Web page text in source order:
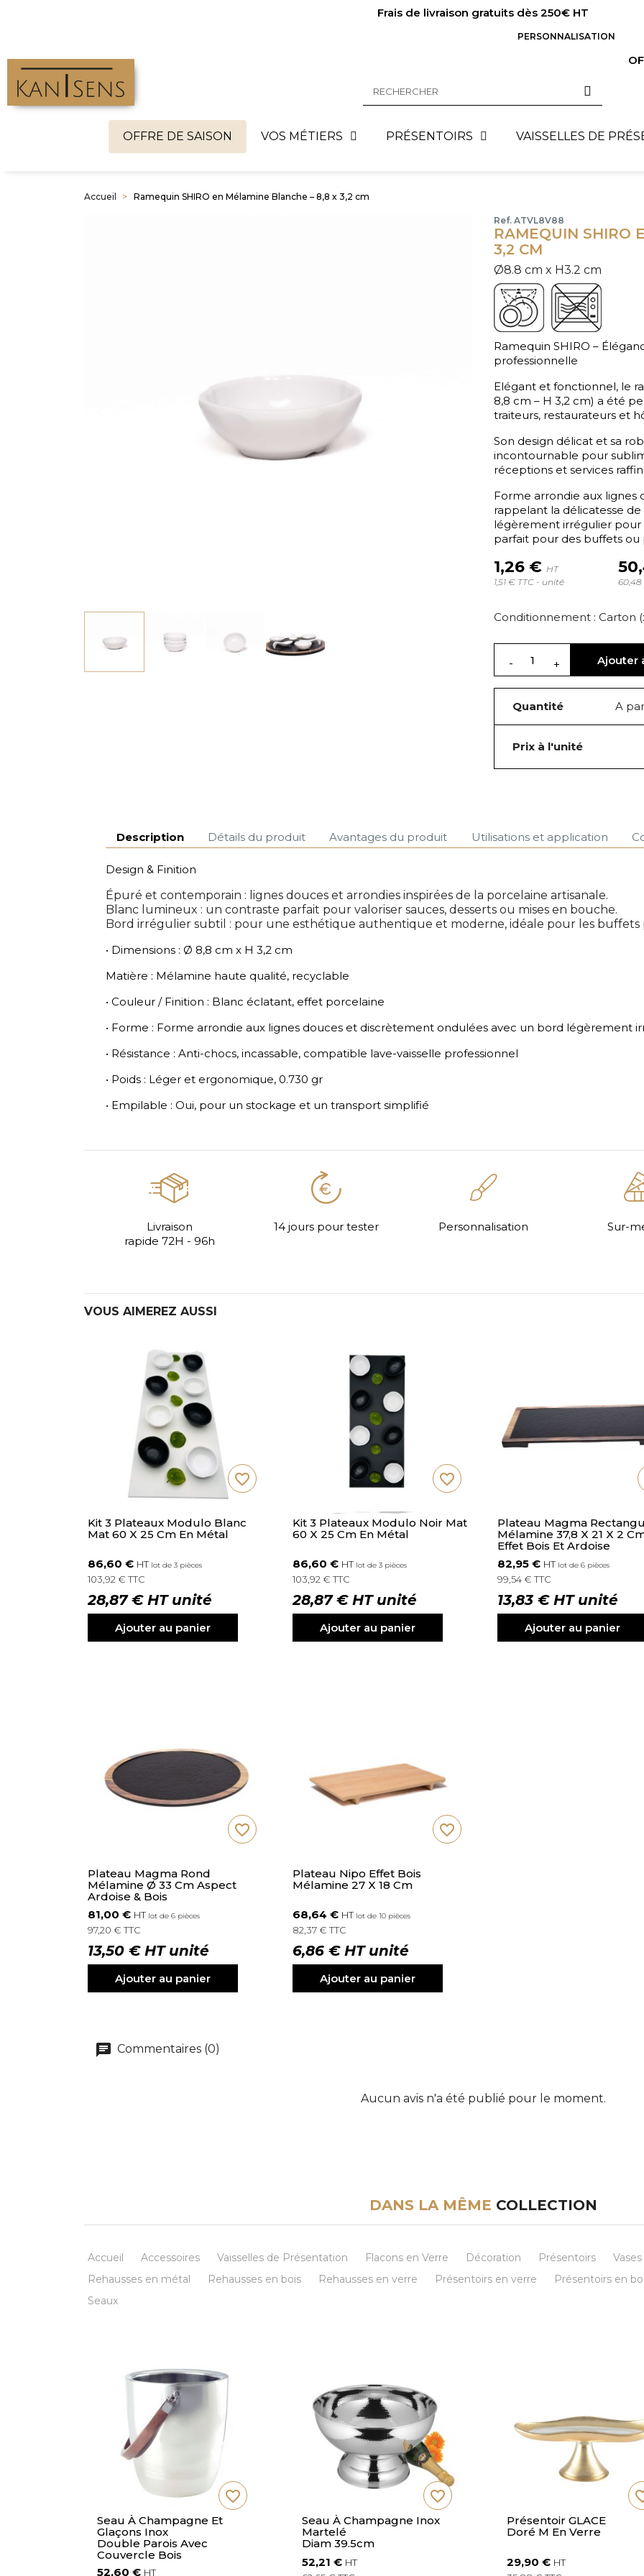
Frais de livraison gratuits dès 250€ HT
PERSONNALISATION
OFFRE DE SAISON VOS MÉTIERS PRÉSENTOIRS VAISSELLES DE
Accueil Ramequin SHIRO en Mélamine Blanche – 8,8 x 3,2 cm
Ref. ATVL8V88
RAMEQUIN SHIRO
3,2 CM
Ø8.8 cm x H3.2 cm
Ramequin SHIRO –
professionnelle
Elégant et fonctionnel, le
8,8 cm – H 3,2 cm) a été
traiteurs, restaurateurs et
Son design délicat et sa
incontournable pour
réceptions et services
Forme arrondie aux
rappelant la délicatesse
légèrement irrégulier
parfait pour des buffets ou
1,26 € HT
1,51 € TTC - unité
60,48
Conditionnement : Carton
Ajouter
Quantité A
Prix à l'unité
Description Détails du produit Avantages du produit Utilisations et application
Design & Finition
Épuré et contemporain : lignes douces et arrondies inspirées de la porcelaine artisanale.
Blanc lumineux : un contraste parfait pour valoriser sauces, desserts ou mises en bouche.
Bord irrégulier subtil : pour une esthétique authentique et moderne, idéale pour les buffets
• Dimensions : Ø 8,8 cm x H 3,2 cm
Matière : Mélamine haute qualité, recyclable
• Couleur / Finition : Blanc éclatant, effet porcelaine
• Forme : Forme arrondie aux lignes douces et discrètement ondulées avec un bord légèrement
• Résistance : Anti-chocs, incassable, compatible lave-vaisselle professionnel
• Poids : Léger et ergonomique, 0.730 gr
• Empilable : Oui, pour un stockage et un transport simplifié
Livraison
rapide 72H - 96h
14 jours pour tester Personnalisation Sur-
VOUS AIMEREZ AUSSI
Kit 3 Plateaux Modulo Blanc
Mat 60 X 25 Cm En Métal
86,60 € HT lot de 3 pièces
103,92 € TTC
28,87 € HT unité
Ajouter au panier
favorite_border
Kit 3 Plateaux Modulo Noir Mat
60 X 25 Cm En Métal
86,60 € HT lot de 3 pièces
103,92 € TTC
28,87 € HT unité
Ajouter au panier
favorite_border
Plateau Magma
Mélamine 37,8 X 21 X 2
Effet Bois Et Ardoise
82,95 € HT lot de 6 pièces
99,54 € TTC
13,83 € HT unité
Ajouter au panier
Plateau Magma Rond
Mélamine Ø 33 Cm Aspect
Ardoise & Bois
81,00 € HT lot de 6 pièces
97,20 € TTC
13,50 € HT unité
Ajouter au panier
favorite_border
Plateau Nipo Effet Bois
Mélamine 27 X 18 Cm
68,64 € HT lot de 10 pièces
82,37 € TTC
6,86 € HT unité
Ajouter au panier
favorite_border
Commentaires (0)
Aucun avis n'a été publié pour le moment.
DANS LA MÊME COLLECTION
Accueil Accessoires Vaisselles de Présentation Flacons en Verre Décoration Présentoirs Vases
Rehausses en métal
Rehausses en bois Rehausses en verre Présentoirs en verre Présentoirs en
Seaux
Seau À Champagne Et
Glaçons Inox
Double Parois Avec
Couvercle Bois
52,60 € HT
favorite_border
Seau À Champagne Inox
Martelé
Diam 39.5cm
52,21 € HT
favorite_border
Présentoir GLACE
Doré M En Verre
29,90 € HT